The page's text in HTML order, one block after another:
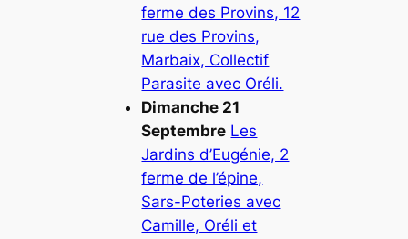
ferme des Provins, 12
rue des Provins,
Marbaix, Collectif
Parasite avec Oréli.
Dimanche 21
Septembre Les
Jardins d’Eugénie, 2
ferme de l’épine,
Sars-Poteries avec
Camille, Oréli et